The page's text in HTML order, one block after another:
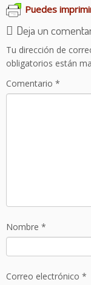
Puedes
Deja un
Tu dirección de
obligatorios están
Comentario *
Nombre *
Correo electrónico *